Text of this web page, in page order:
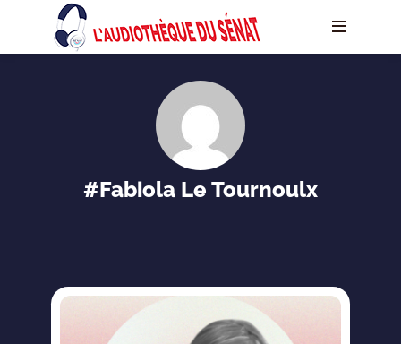
#Fabiola Le Tournoulx